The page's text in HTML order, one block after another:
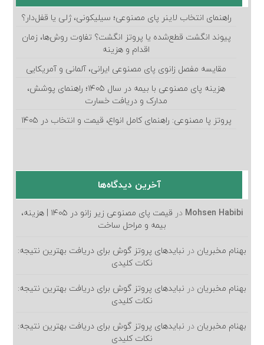
راهنمای انتخاب لاینر پای مصنوعی؛ سیلیکونی، ژلی یا قفل‌دار؟
پیوند انگشت قطع‌شده یا پروتز انگشت؟ تفاوت روش‌ها، زمان
اقدام و هزینه
مقایسه مفصل زانوی پای مصنوعی ایرانی، آلمانی و آمریکایی
هزینه پای مصنوعی با بیمه در سال ۱۴۰۵؛ راهنمای پوشش،
مدارک و دریافت خسارت
پروتز پا مصنوعی: راهنمای کامل انواع، قیمت و انتخاب در ۱۴۰۵
آخرین دیدگاه‌ها
Mohsen Habibi در
قیمت پای مصنوعی زیر زانو در ۱۴۰۵ | هزینه،
بیمه و مراحل ساخت
بهنام مخبریان در نبایدهای پروتز گوش برای دریافت بهترین نتیجه:
نکات کلیدی
بهنام مخبریان در نبایدهای پروتز گوش برای دریافت بهترین نتیجه:
نکات کلیدی
بهنام مخبریان در نبایدهای پروتز گوش برای دریافت بهترین نتیجه:
نکات کلیدی